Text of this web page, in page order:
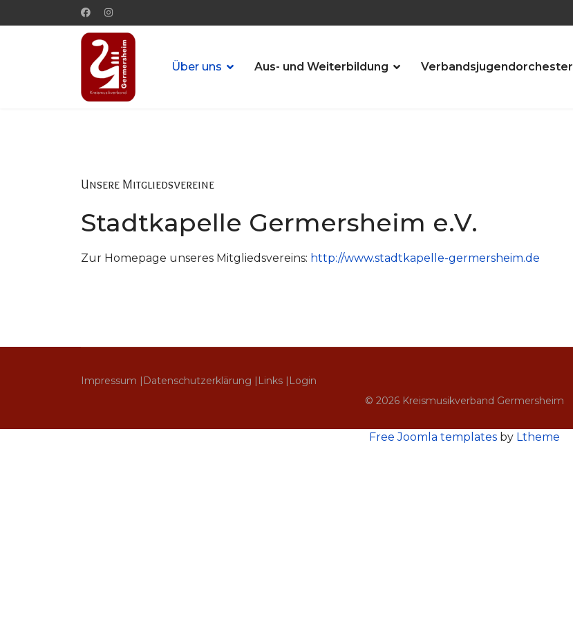
Über uns Aus- und Weiterbildung Verbandsjugendorchester
Unsere Mitgliedsvereine
Stadtkapelle Germersheim e.V.
Zur Homepage unseres Mitgliedsvereins: http://www.stadtkapelle-germersheim.de
Impressum | Datenschutzerklärung | Links | Login
© 2026 Kreismusikverband Germersheim
Free Joomla templates by Ltheme